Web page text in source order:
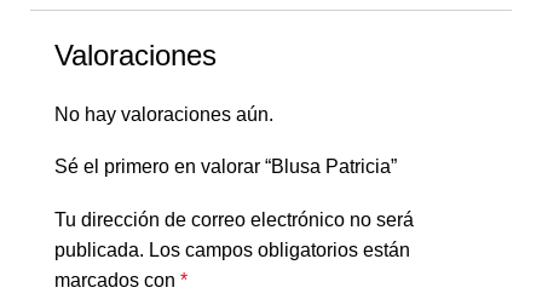
Valoraciones
No hay valoraciones aún.
Sé el primero en valorar “Blusa Patricia”
Tu dirección de correo electrónico no será
publicada. Los campos obligatorios están
marcados con *